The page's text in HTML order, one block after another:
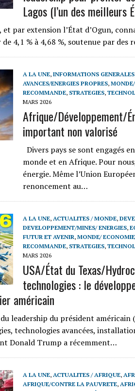
Lagos (l’un des
et par extension l’État d’Ogun,
4,1 % à 4,68 %, soutenue par
A LA UNE, INFORMATIONS GENERALES
AVANCES/ENERGIES PROPRES,
RECOMMANDE, STRATEGIES,
MARS 2026
Afrique/Développement/
important non valorisé
Divers pays se sont engagés
monde et en Afrique. Pour
énergie. Même l’Union
renoncement au…
A LA UNE, ACTUALITES / MONDE,
DEVELOPPEMENT/MINES/ ENERGIES,
FUTUR ET AVENIR, MONDE/
RECOMMANDE, STRATEGIES,
MARS 2026
USA/État du Texas/
technologies : le
américain
leadership du président américain
technologies avancées,
Donald Trump a récemment…
A LA UNE, ACTUALITES / AFRIQUE,
AFRIQUE/CONTRE LA PAUVRETE,